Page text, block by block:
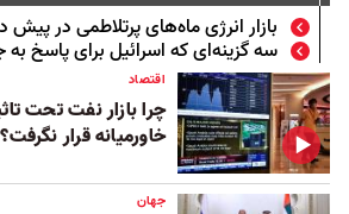
بازار انرژی ماه‌های پرتلاطمی در پیش
سه گزینه‌ای که اسرائیل برای پاسخ
اقتصاد
چرا بازار نفت تحت
خاورمیانه قرار نگرفت؟
جهان